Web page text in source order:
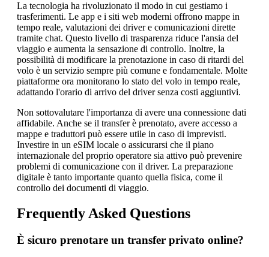
La tecnologia ha rivoluzionato il modo in cui gestiamo i
trasferimenti. Le app e i siti web moderni offrono mappe in
tempo reale, valutazioni dei driver e comunicazioni dirette
tramite chat. Questo livello di trasparenza riduce l'ansia del
viaggio e aumenta la sensazione di controllo. Inoltre, la
possibilità di modificare la prenotazione in caso di ritardi del
volo è un servizio sempre più comune e fondamentale. Molte
piattaforme ora monitorano lo stato del volo in tempo reale,
adattando l'orario di arrivo del driver senza costi aggiuntivi.
Non sottovalutare l'importanza di avere una connessione dati
affidabile. Anche se il transfer è prenotato, avere accesso a
mappe e traduttori può essere utile in caso di imprevisti.
Investire in un eSIM locale o assicurarsi che il piano
internazionale del proprio operatore sia attivo può prevenire
problemi di comunicazione con il driver. La preparazione
digitale è tanto importante quanto quella fisica, come il
controllo dei documenti di viaggio.
Frequently Asked Questions
È sicuro prenotare un transfer privato online?